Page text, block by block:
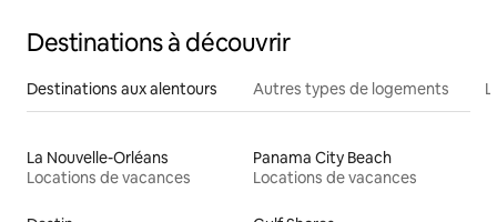
Destinations à découvrir
Destinations aux alentours Autres types de logements
La Nouvelle-Orléans
Locations de vacances
Panama City Beach
Locations de vacances